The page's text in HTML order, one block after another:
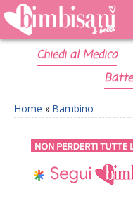
Chiedi al Medico
Home » Bambino